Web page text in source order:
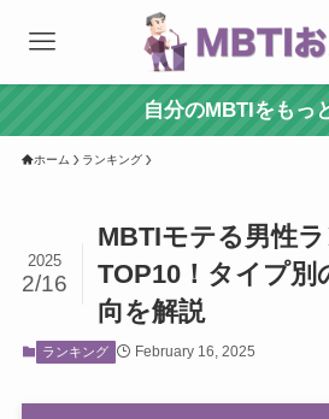
自分のMBTIをもっ
ホーム ランキング
MBTIモテる男性
TOP10！タイプ別
向を解説
2025
2/16
ランキング February 16, 2025